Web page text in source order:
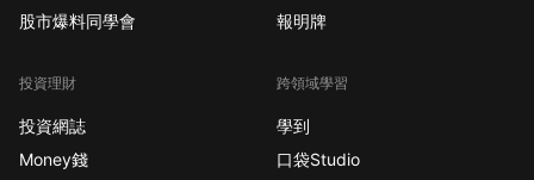
股市爆料同學會
投資理財
投資網誌
Money錢
報明牌
跨領域學習
學到
口袋Studio